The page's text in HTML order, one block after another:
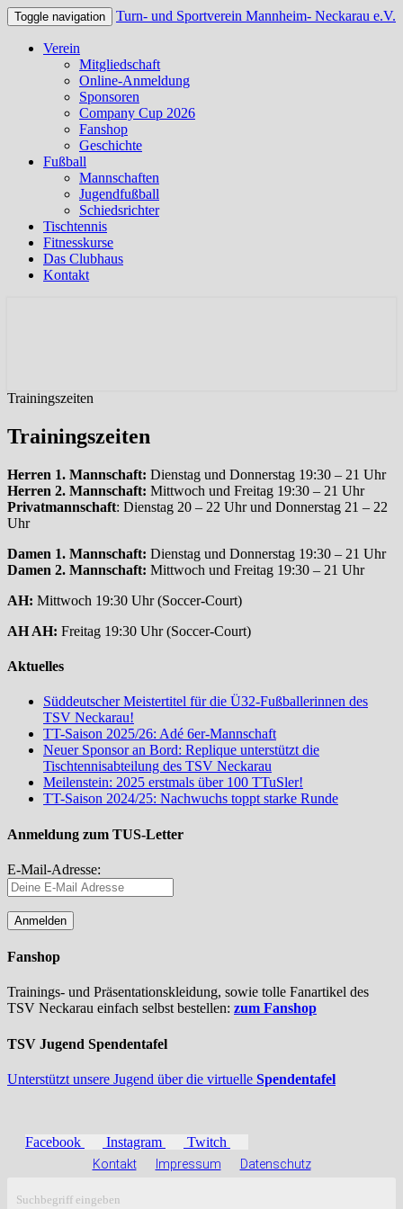
Toggle navigation Turn- und Sportverein Mannheim- Neckarau e.V.
Verein
Mitgliedschaft
Online-Anmeldung
Sponsoren
Company Cup 2026
Fanshop
Geschichte
Fußball
Mannschaften
Jugendfußball
Schiedsrichter
Tischtennis
Fitnesskurse
Das Clubhaus
Kontakt
Trainingszeiten
Trainingszeiten
Herren 1. Mannschaft: Dienstag und Donnerstag 19:30 – 21 Uhr
Herren 2. Mannschaft: Mittwoch und Freitag 19:30 – 21 Uhr
Privatmannschaft: Dienstag 20 – 22 Uhr und Donnerstag 21 – 22
Uhr
Damen 1. Mannschaft: Dienstag und Donnerstag 19:30 – 21 Uhr
Damen 2. Mannschaft: Mittwoch und Freitag 19:30 – 21 Uhr
AH: Mittwoch 19:30 Uhr (Soccer-Court)
AH AH: Freitag 19:30 Uhr (Soccer-Court)
Aktuelles
Süddeutscher Meistertitel für die Ü32-Fußballerinnen des
TSV Neckarau!
TT-Saison 2025/26: Adé 6er-Mannschaft
Neuer Sponsor an Bord: Replique unterstützt die
Tischtennisabteilung des TSV Neckarau
Meilenstein: 2025 erstmals über 100 TTuSler!
TT-Saison 2024/25: Nachwuchs toppt starke Runde
Anmeldung zum TUS-Letter
E-Mail-Adresse:
Fanshop
Trainings- und Präsentationskleidung, sowie tolle Fanartikel des
TSV Neckarau einfach selbst bestellen: zum Fanshop
TSV Jugend Spendentafel
Unterstützt unsere Jugend über die virtuelle Spendentafel
Facebook Instagram Twitch
Kontakt Impressum Datenschutz